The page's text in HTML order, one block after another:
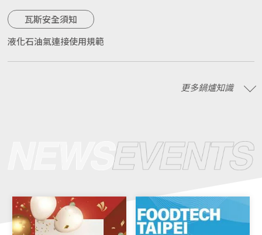
瓦斯安全須知
液化石油氣連接使用規範
更多鍋爐知識